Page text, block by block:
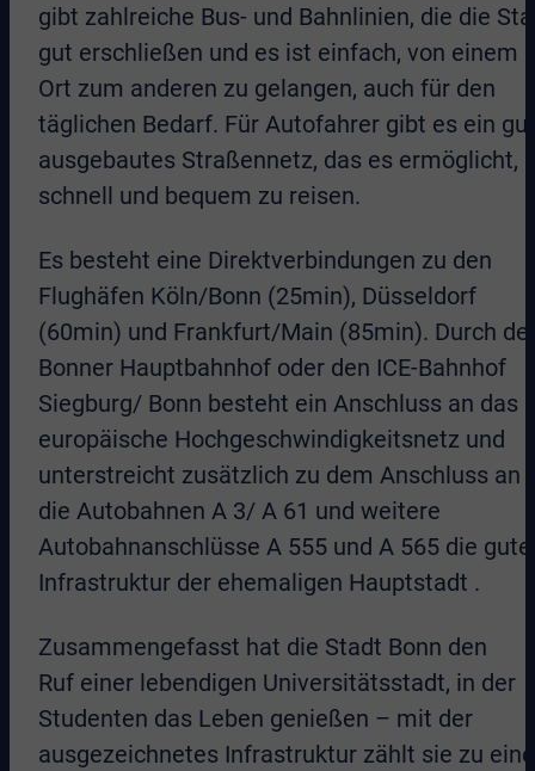
gibt zahlreiche Bus- und Bahnlinien, die die
gut erschließen und es ist einfach, von einem
Ort zum anderen zu gelangen, auch für den
täglichen Bedarf. Für Autofahrer gibt es ein gut
ausgebautes Straßennetz, das es ermöglicht,
schnell und bequem zu reisen.
Es besteht eine Direktverbindungen zu den
Flughäfen Köln/Bonn (25min), Düsseldorf
(60min) und Frankfurt/Main (85min). Durch
Bonner Hauptbahnhof oder den ICE-Bahnhof
Siegburg/ Bonn besteht ein Anschluss an das
europäische Hochgeschwindigkeitsnetz und
unterstreicht zusätzlich zu dem Anschluss an
die Autobahnen A 3/ A 61 und weitere
Autobahnanschlüsse A 555 und A 565 die gute
Infrastruktur der ehemaligen Hauptstadt .
Zusammengefasst hat die Stadt Bonn den
Ruf einer lebendigen Universitätsstadt, in der
Studenten das Leben genießen – mit der
ausgezeichnetes Infrastruktur zählt sie zu